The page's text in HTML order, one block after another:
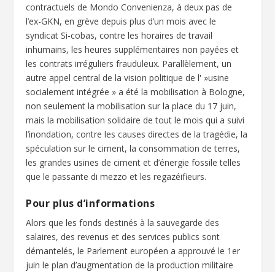
contractuels de Mondo Convenienza, à deux pas de
l’ex-GKN, en grève depuis plus d’un mois avec le
syndicat Si-cobas, contre les horaires de travail
inhumains, les heures supplémentaires non payées et
les contrats irréguliers frauduleux. Parallèlement, un
autre appel central de la vision politique de l' »usine
socialement intégrée » a été la mobilisation à Bologne,
non seulement la mobilisation sur la place du 17 juin,
mais la mobilisation solidaire de tout le mois qui a suivi
l’inondation, contre les causes directes de la tragédie, la
spéculation sur le ciment, la consommation de terres,
les grandes usines de ciment et d’énergie fossile telles
que le passante di mezzo et les regazéifieurs.
Pour plus d’informations
Alors que les fonds destinés à la sauvegarde des
salaires, des revenus et des services publics sont
démantelés, le Parlement européen a approuvé le 1er
juin le plan d’augmentation de la production militaire